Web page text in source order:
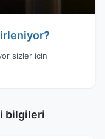
sizler için
bilgileri